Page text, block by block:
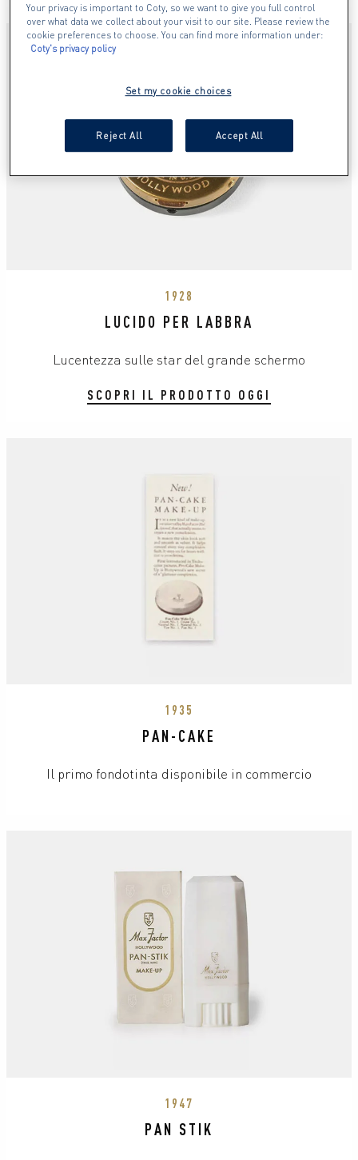
1928
LUCIDO PER LABBRA
Lucentezza sulle star del grande schermo
SCOPRI IL PRODOTTO OGGI
1935
PAN-CAKE
Il primo fondotinta disponibile in commercio
1947
PAN STIK
Your privacy is important to Coty, so we want to give you full control
over what data we collect about your visit to our site. Please review the
cookie preferences to choose. You can find more information under:
Coty's privacy policy
Set my cookie choices
Reject All Accept All